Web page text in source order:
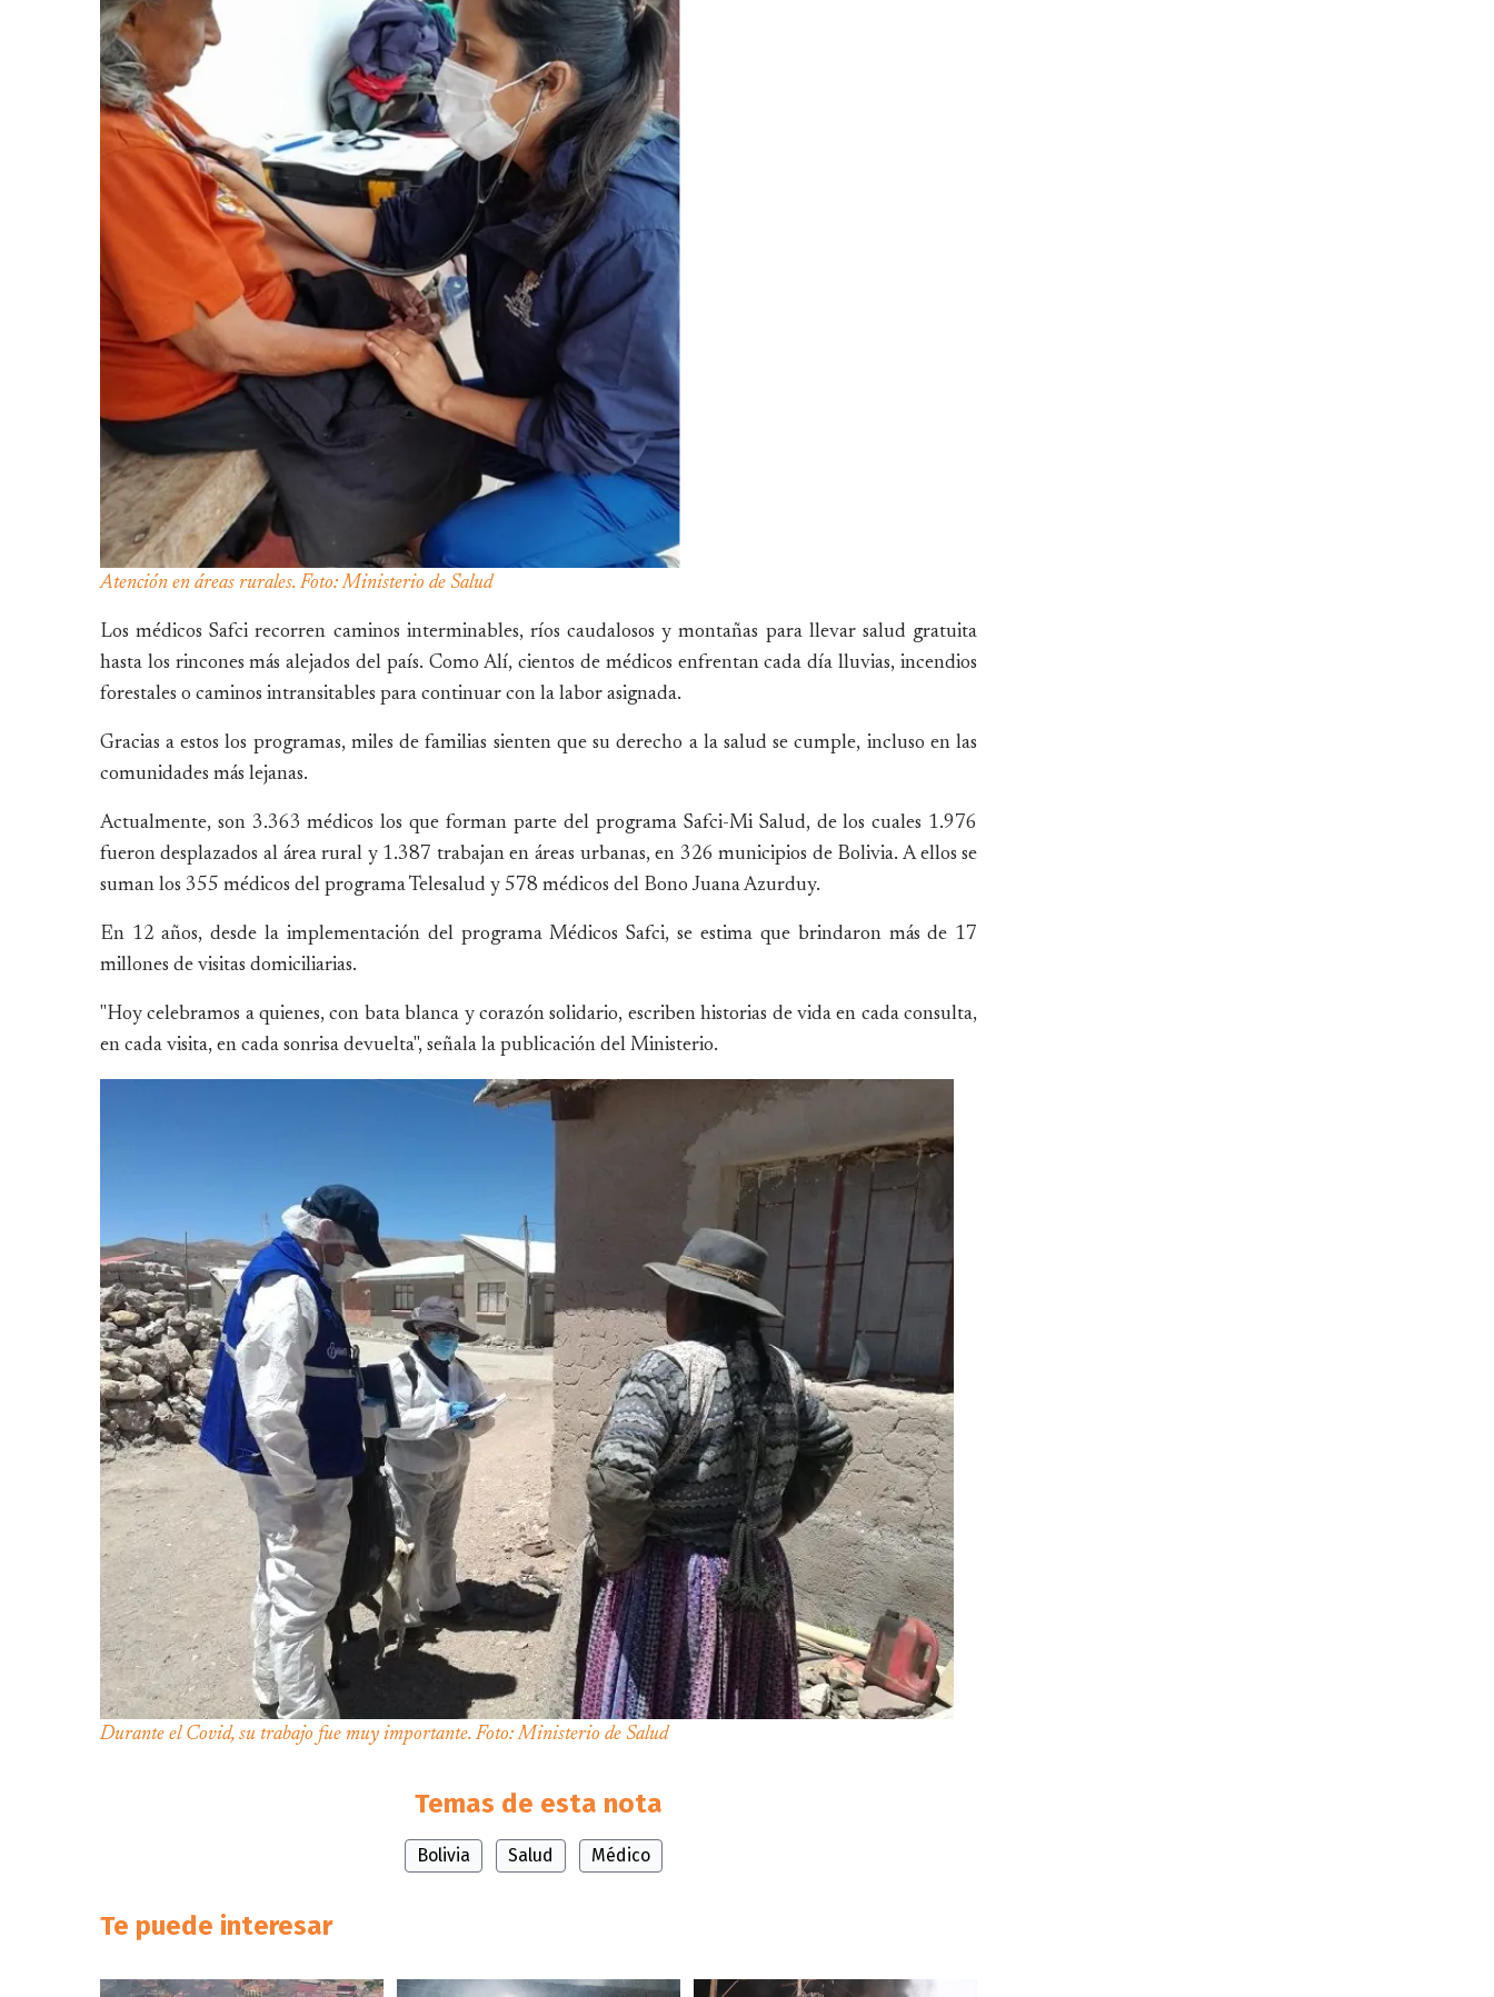
Atención en áreas rurales. Foto: Ministerio de Salud
Los médicos Safci recorren caminos interminables, ríos caudalosos y montañas para llevar salud gratuita
hasta los rincones más alejados del país. Como Alí, cientos de médicos enfrentan cada día lluvias, incendios
forestales o caminos intransitables para continuar con la labor asignada.
Gracias a estos los programas, miles de familias sienten que su derecho a la salud se cumple, incluso en las
comunidades más lejanas.
Actualmente, son 3.363 médicos los que forman parte del programa Safci-Mi Salud, de los cuales 1.976
fueron desplazados al área rural y 1.387 trabajan en áreas urbanas, en 326 municipios de Bolivia. A ellos se
suman los 355 médicos del programa Telesalud y 578 médicos del Bono Juana Azurduy.
En 12 años, desde la implementación del programa Médicos Safci, se estima que brindaron más de 17
millones de visitas domiciliarias.
"Hoy celebramos a quienes, con bata blanca y corazón solidario, escriben historias de vida en cada consulta,
en cada visita, en cada sonrisa devuelta", señala la publicación del Ministerio.
Durante el Covid, su trabajo fue muy importante. Foto: Ministerio de Salud
Temas de esta nota
Bolivia Salud Médico
Te puede interesar